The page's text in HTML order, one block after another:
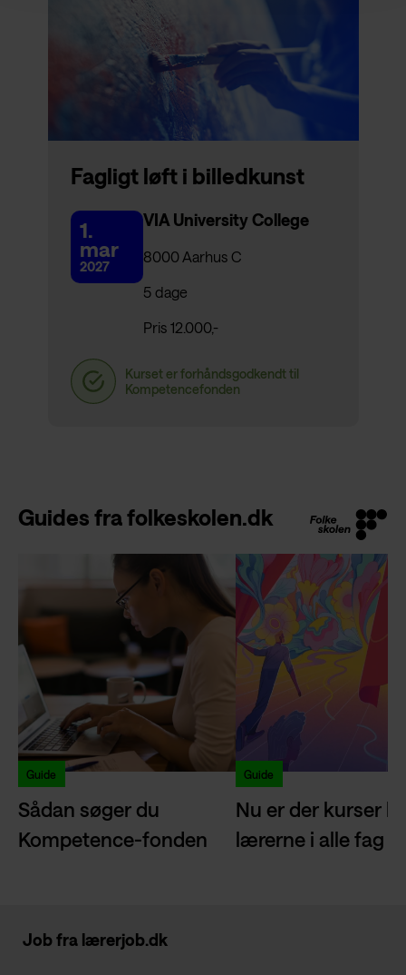
Fagligt løft i billedkunst
1.
mar
2027
VIA University College
8000 Aarhus C
5 dage
Pris 12.000,-
Guides fra folkeskolen.dk
Guide
Sådan søger du
Kompetence-fonden
Guide
Nu er der kurser
lærerne i alle fag
Job fra lærerjob.dk